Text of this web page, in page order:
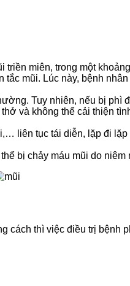
miên, trong một
mũi. Lúc này, bệnh
Tuy nhiên, nếu bị phì
và không thể cải thiện
liên tục tái diễn, lặp đi
bị chảy máu mũi do niêm
thì việc điều trị bệnh